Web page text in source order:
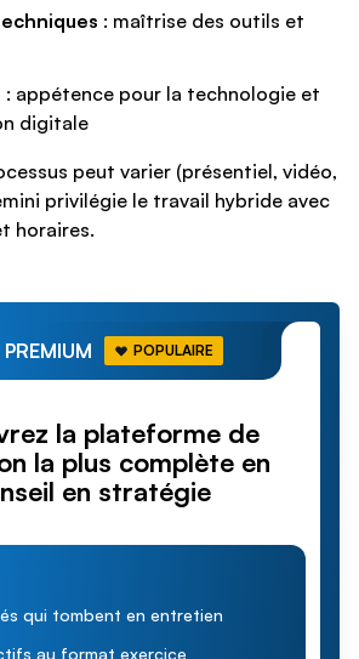
: maîtrise des outils et
: appétence pour la technologie et
digitale
peut varier (présentiel, vidéo,
privilégie le travail hybride avec
horaires.
PREMIUM POPULAIRE
la plateforme de
la plus complète en
en stratégie
qui tombent en entretien
au format exercice